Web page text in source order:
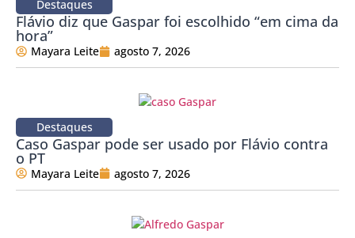
Destaques
Flávio diz que Gaspar foi escolhido “em cima da
hora”
Mayara Leite agosto 7, 2026
Destaques
Caso Gaspar pode ser usado por Flávio contra
o PT
Mayara Leite agosto 7, 2026